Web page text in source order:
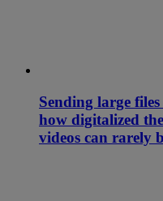
Sending large
how digitalized
videos can rarely